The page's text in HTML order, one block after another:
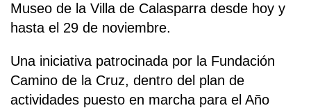
Museo de la Villa de Calasparra desde hoy y
hasta el 29 de noviembre.
Una iniciativa patrocinada por la Fundación
Camino de la Cruz, dentro del plan de
actividades puesto en marcha para el Año